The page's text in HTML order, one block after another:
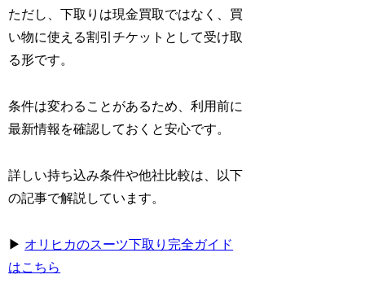
ただし、下取りは現金買取ではなく、買
い物に使える割引チケットとして受け取
る形です。
条件は変わることがあるため、利用前に
最新情報を確認しておくと安心です。
詳しい持ち込み条件や他社比較は、以下
の記事で解説しています。
▶ オリヒカのスーツ下取り完全ガイド
はこちら